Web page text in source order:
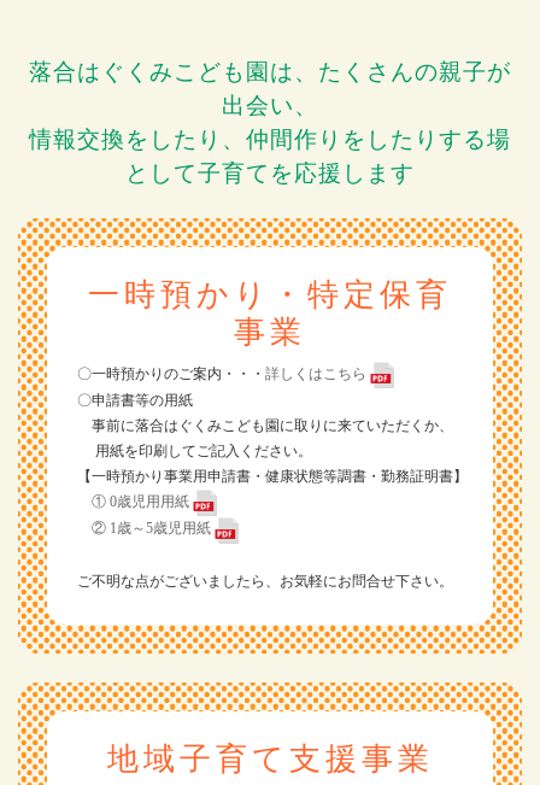
落合はぐくみこども園は、たくさんの親子が
出会い、
情報交換をしたり、仲間作りをしたりする場
として子育てを応援します
一時預かり・特定保育
事業
〇一時預かりのご案内・・・ 詳しくはこちら
〇申請書等の用紙
事前に落合はぐくみこども園に取りに来ていただくか、
用紙を印刷してご記入ください。
【一時預かり事業用申請書・健康状態等調書・勤務証明書】
① 0歳児用用紙
② 1歳～5歳児用紙
ご不明な点がございましたら、お気軽にお問合せ下さい。
地域子育て支援事業